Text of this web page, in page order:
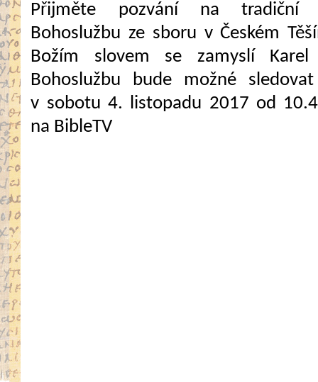
Přijměte pozvání na tradiční
Bohoslužbu ze sboru v Českém
Božím slovem se zamyslí Karel
Bohoslužbu bude možné
v sobotu 4. listopadu 2017 od
na BibleTV